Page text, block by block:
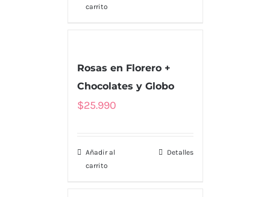
carrito
Rosas en Florero +
Chocolates y Globo
$25.990
Añadir al
carrito
Detalles